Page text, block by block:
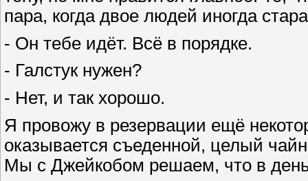
пара, когда двое людей иногда
- Он тебе идёт. Всё в порядке.
- Галстук нужен?
- Нет, и так хорошо.
Я провожу в резервации ещё
оказывается съеденной, целый
Мы с Джейкобом решаем, что в день